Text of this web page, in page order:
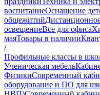
воспитаниеОснащение
общежитий
освещениеВсе для офиса
маяТовары в наличии
/
Профильные классы в
Ученическая мебель
ФизикиСовременный
оборудование и ПО для